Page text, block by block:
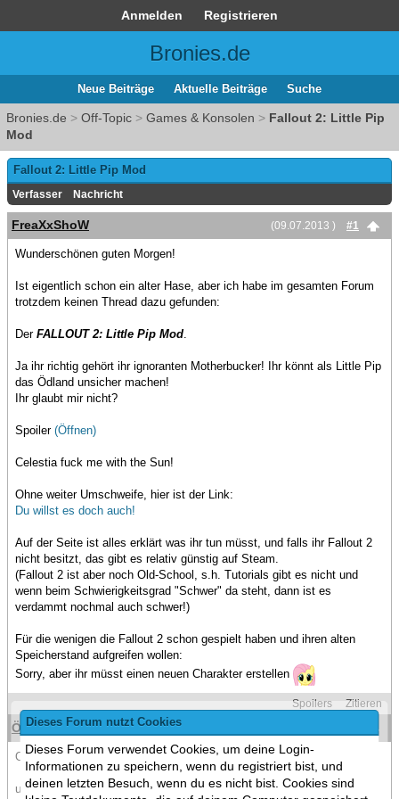
Anmelden Registrieren
Bronies.de
Neue Beiträge Aktuelle Beiträge Suche
Bronies.de > Off-Topic > Games & Konsolen > Fallout 2: Little Pip
Mod
Dieses Forum nutzt Cookies
Dieses Forum verwendet Cookies, um deine Login-
Informationen zu speichern, wenn du registriert bist, und
deinen letzten Besuch, wenn du es nicht bist. Cookies sind
Fallout 2: Little Pip Mod
Verfasser Nachricht
(09.07.2013 ) #1
FreaXxShoW
Wunderschönen guten Morgen!
Ist eigentlich schon ein alter Hase, aber ich habe im gesamten Forum
trotzdem keinen Thread dazu gefunden:
Der FALLOUT 2: Little Pip Mod.
Ja ihr richtig gehört ihr ignoranten Motherbucker! Ihr könnt als Little Pip
das Ödland unsicher machen!
Ihr glaubt mir nicht?
Spoiler (Öffnen)
Celestia fuck me with the Sun!
Ohne weiter Umschweife, hier ist der Link:
Du willst es doch auch!
Auf der Seite ist alles erklärt was ihr tun müsst, und falls ihr Fallout 2
nicht besitzt, das gibt es relativ günstig auf Steam.
(Fallout 2 ist aber noch Old-School, s.h. Tutorials gibt es nicht und
wenn beim Schwierigkeitsgrad "Schwer" da steht, dann ist es
verdammt nochmal auch schwer!)
Für die wenigen die Fallout 2 schon gespielt haben und ihren alten
Speicherstand aufgreifen wollen:
Sorry, aber ihr müsst einen neuen Charakter erstellen
Spoilers
Zitieren
Östeoporose
Oha Fallout 2 wollt ich mir vor Ewigkeiten mal wieder holen
und jetzt noch einen Grund mehr das zu tun